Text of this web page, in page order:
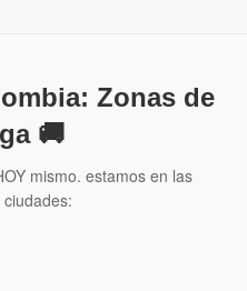
Zonas de
🚚
mismo. estamos en las